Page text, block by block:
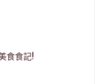
食食記!